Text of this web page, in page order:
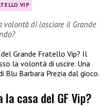
VIP
volontà di lasciare il Grande
Grande Fratello Vip? Il
la volontà di uscire. Una
Blu Barbara Prezia dal gioco.
casa del GF Vip?